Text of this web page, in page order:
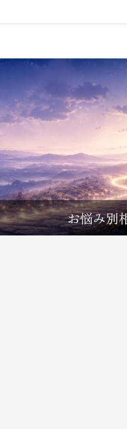
お悩み別